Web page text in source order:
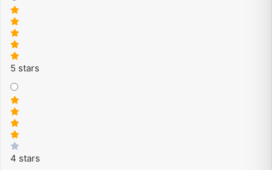
5 stars
4 stars